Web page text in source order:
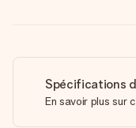
Spécifications
En savoir plus sur